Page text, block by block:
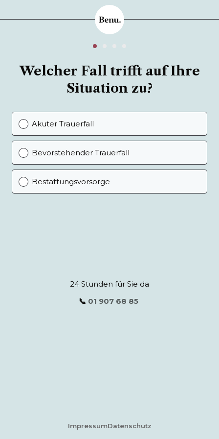
Welcher Fall trifft auf Ihre
Situation zu?
Akuter Trauerfall
Bevorstehender Trauerfall
Bestattungsvorsorge
24 Stunden für Sie da
📞 01 907 68 85
ImpressumDatenschutz